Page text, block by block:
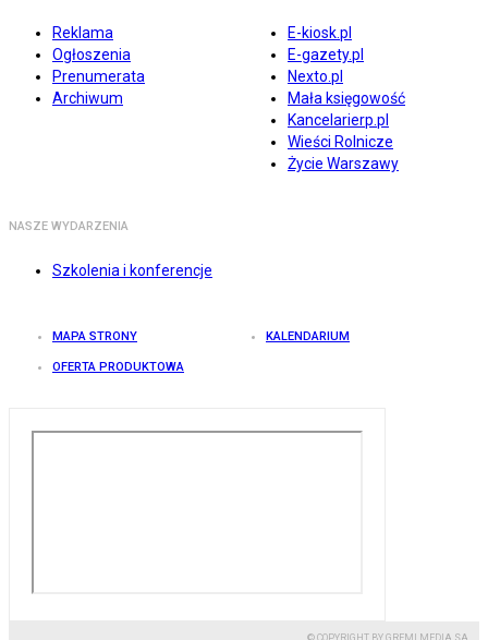
Reklama
Ogłoszenia
Prenumerata
Archiwum
E-kiosk.pl
E-gazety.pl
Nexto.pl
Mała księgowość
Kancelarierp.pl
Wieści Rolnicze
Życie Warszawy
NASZE WYDARZENIA
Szkolenia i konferencje
MAPA STRONY KALENDARIUM
OFERTA PRODUKTOWA